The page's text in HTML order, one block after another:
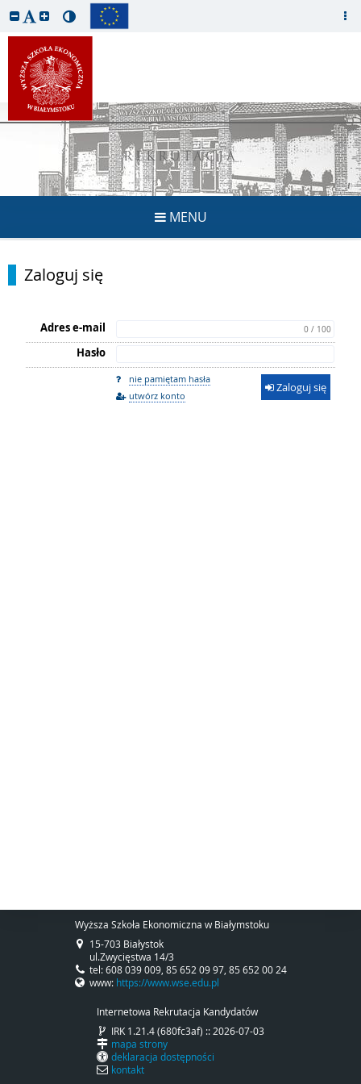
REKRUTACJA
MENU
Zaloguj się
Adres e-mail 0 / 100
Hasło
nie pamiętam hasła
utwórz konto
Zaloguj się
Wyższa Szkoła Ekonomiczna w Białymstoku
15-703 Białystok
ul.Zwycięstwa 14/3
tel: 608 039 009, 85 652 09 97, 85 652 00 24
www: https://www.wse.edu.pl
Internetowa Rekrutacja Kandydatów
IRK 1.21.4 (680fc3af) :: 2026-07-03
mapa strony
deklaracja dostępności
kontakt